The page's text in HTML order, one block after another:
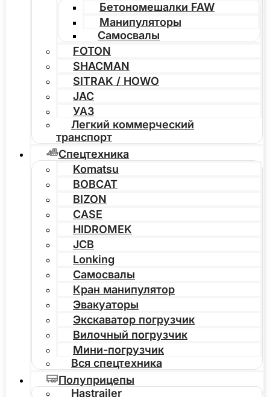
Бетономешалки FAW
Манипуляторы
Самосвалы
FOTON
SHACMAN
SITRAK / HOWO
JAC
УАЗ
Легкий коммерческий
транспорт
Спецтехника
Komatsu
BOBCAT
BIZON
CASE
HIDROMEK
JCB
Lonking
Самосвалы
Кран манипулятор
Эвакуаторы
Экскаватор погрузчик
Вилочный погрузчик
Мини-погрузчик
Вся спецтехника
Полуприцепы
Hastrailer